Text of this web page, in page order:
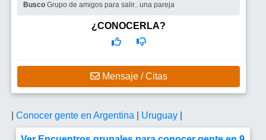
Busco
Grupo de amigos para salir.. una pareja
¿CONOCERLA?
Mensaje / Citas
Conocer gente en Argentina Uruguay